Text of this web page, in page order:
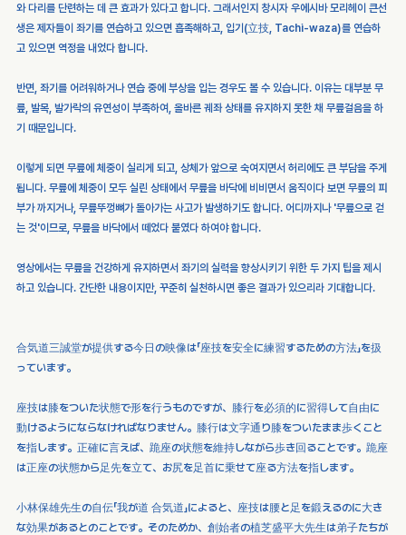
와 다리를 단련하는 데 큰 효과가 있다고 합니다. 그래서인지 창시자 우에시바 모리헤이 큰선
생은 제자들이 좌기를 연습하고 있으면 흡족해하고, 입기(立技, Tachi-waza)를 연습하
고 있으면 역정을 내었다 합니다.
반면, 좌기를 어려워하거나 연습 중에 부상을 입는 경우도 볼 수 있습니다. 이유는 대부분 무
릎, 발목, 발가락의 유연성이 부족하여, 올바른 궤좌 상태를 유지하지 못한 채 무릎걸음을 하
기 때문입니다.
이렇게 되면 무릎에 체중이 실리게 되고, 상체가 앞으로 숙여지면서 허리에도 큰 부담을 주게
됩니다. 무릎에 체중이 모두 실린 상태에서 무릎을 바닥에 비비면서 움직이다 보면 무릎의 피
부가 까지거나, 무릎뚜껑뼈가 돌아가는 사고가 발생하기도 합니다. 어디까지나 '무릎으로 걷
는 것'이므로, 무릎을 바닥에서 떼었다 붙였다 하여야 합니다.
영상에서는 무릎을 건강하게 유지하면서 좌기의 실력을 향상시키기 위한 두 가지 팁을 제시
하고 있습니다. 간단한 내용이지만, 꾸준히 실천하시면 좋은 결과가 있으리라 기대합니다.
合気道三誠堂が提供する今日の映像は「座技を安全に練習するための方法」を扱
っています。
座技は膝をついた状態で形を行うものですが、膝行を必須的に習得して自由に
動けるようにならなければなりません。膝行は文字通り膝をついたまま歩くこと
を指します。正確に言えば、跪座の状態を維持しながら歩き回ることです。跪座
は正座の状態から足先を立て、お尻を足首に乗せて座る方法を指します。
小林保雄先生の自伝「我が道 合気道」によると、座技は腰と足を鍛えるのに大き
な効果があるとのことです。そのためか、創始者の植芝盛平大先生は弟子たちが